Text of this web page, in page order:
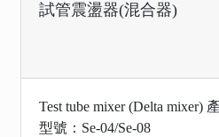
試管震盪器(混合器)
Test tube mixer (Delta mixer)
型號：Se-04/Se-08